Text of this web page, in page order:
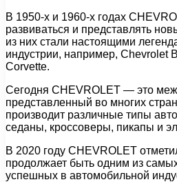
В 1950-х и 1960-х годах
развиваться и представлять
из них стали настоящими
индустрии, например, Chevrolet
Corvette.
Сегодня CHEVROLET — это
представленный во многих
производит различные типы
седаны, кроссоверы, пикапы и
В 2020 году CHEVROLET
продолжает быть одним из
успешных в автомобильной